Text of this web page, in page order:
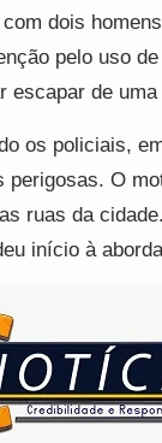
dois
pelo uso
escapar de
os policiais,
perigosas. O
ruas da
início à